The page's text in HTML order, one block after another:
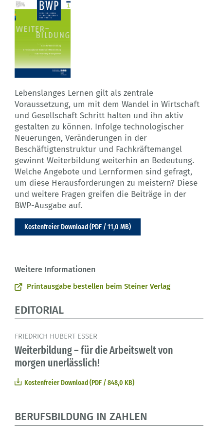
Lebenslanges Lernen gilt als zentrale
Voraussetzung, um mit dem Wandel in Wirtschaft
und Gesellschaft Schritt halten und ihn aktiv
gestalten zu können. Infolge technologischer
Neuerungen, Veränderungen in der
Beschäftigtenstruktur und Fachkräftemangel
gewinnt Weiterbildung weiterhin an Bedeutung.
Welche Angebote und Lernformen sind gefragt,
um diese Herausforderungen zu meistern? Diese
und weitere Fragen greifen die Beiträge in der
BWP-Ausgabe auf.
Kostenfreier Download (PDF / 11,0 MB)
Weitere Informationen
Printausgabe bestellen beim Steiner Verlag
EDITORIAL
FRIEDRICH HUBERT ESSER
Weiterbildung – für die Arbeitswelt von
morgen unerlässlich!
Kostenfreier Download (PDF / 848,0 KB)
BERUFSBILDUNG IN ZAHLEN